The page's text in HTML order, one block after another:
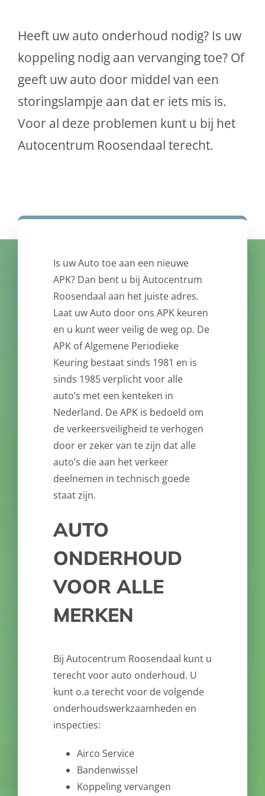
Heeft uw auto onderhoud nodig? Is uw
koppeling nodig aan vervanging toe? Of
geeft uw auto door middel van een
storingslampje aan dat er iets mis is.
Voor al deze problemen kunt u bij het
Autocentrum Roosendaal terecht.
Is uw Auto toe aan een nieuwe
APK? Dan bent u bij Autocentrum
Roosendaal aan het juiste adres.
Laat uw Auto door ons APK keuren
en u kunt weer veilig de weg op. De
APK of Algemene Periodieke
Keuring bestaat sinds 1981 en is
sinds 1985 verplicht voor alle
auto’s met een kenteken in
Nederland. De APK is bedoeld om
de verkeersveiligheid te verhogen
door er zeker van te zijn dat alle
auto’s die aan het verkeer
deelnemen in technisch goede
staat zijn.
AUTO
ONDERHOUD
VOOR ALLE
MERKEN
Bij Autocentrum Roosendaal kunt u
terecht voor auto onderhoud. U
kunt o.a terecht voor de volgende
onderhoudswerkzaamheden en
inspecties:
Airco Service
Bandenwissel
Koppeling vervangen